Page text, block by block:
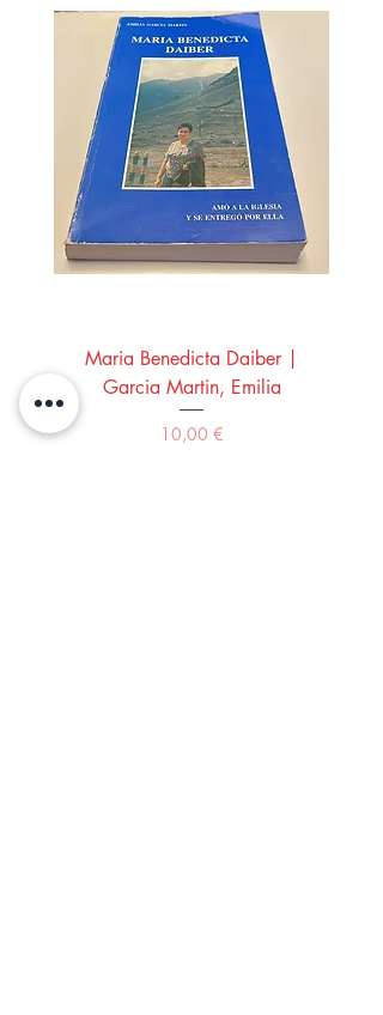
Maria Benedicta Daiber |
Garcia Martin, Emilia
Precio
10,00 €